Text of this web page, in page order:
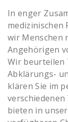
In enger
medizinischen
wir Menschen
Angehörigen
Wir beurteilen
Abklärungs-
klären Sie im
bieten in